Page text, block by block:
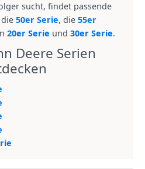
sucht, findet passende
50er Serie, die 55er
20er Serie und 30er Serie.
Deere Serien